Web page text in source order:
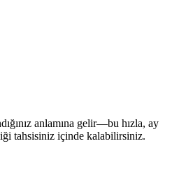
anlamına gelir—bu hızla, ay
tahsisiniz içinde kalabilirsiniz.